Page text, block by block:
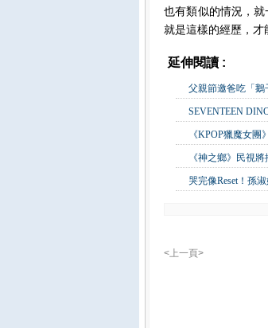
也有類似的情況，
就是這樣的經歷，才
延伸閱讀 :
父親節邀爸吃「
SEVENTEEN
《KPOP獵魔女
《神之鄉》民視
哭完像Reset！孫
<上一頁>